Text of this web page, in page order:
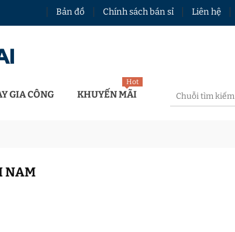
Bản đồ Chính sách bán sỉ Liên hệ
GIA CÔNG KHUYẾN MÃI
Hot
NAM